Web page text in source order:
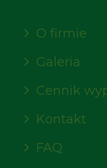
O firmie
Galeria
Cennik
Kontakt
FAQ